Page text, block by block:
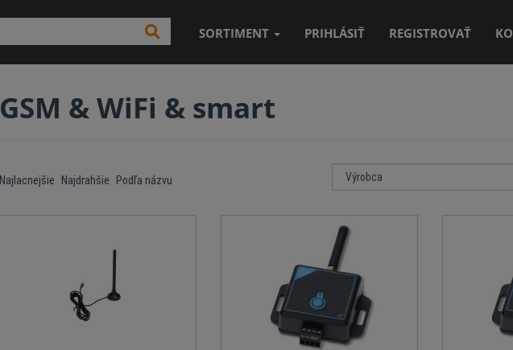
SORTIMENT PRIHLÁSIŤ REGISTROVAŤ
GSM & WiFi & smart
Najlacnejšie Najdrahšie Podľa názvu